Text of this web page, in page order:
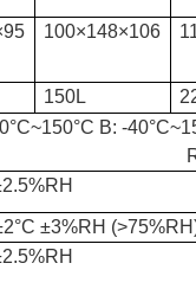
100×148×106
150L
B: -
±3%RH